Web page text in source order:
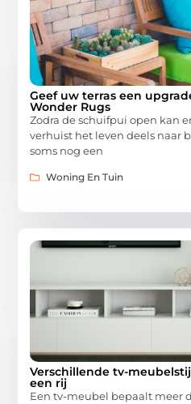
Geef uw terras een
Wonder Rugs
Zodra de schuifpui open kan
verhuist het leven deels naar
soms nog een
Woning En Tuin
Verschillende tv-
een rij
Een tv-meubel bepaalt meer